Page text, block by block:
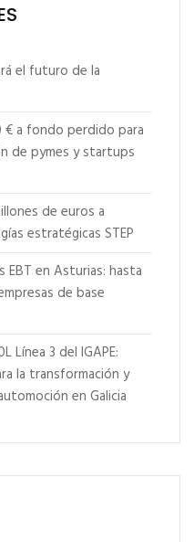
el futuro de la
€ a fondo perdido para
de pymes y startups
de euros a
estratégicas STEP
en Asturias: hasta
de base
Línea 3 del IGAPE:
la transformación y
en Galicia